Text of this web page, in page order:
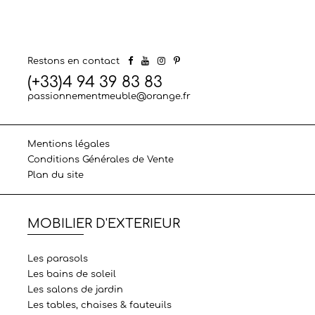
Restons en contact
(+33)4 94 39 83 83
passionnementmeuble@orange.fr
Mentions légales
Conditions Générales de Vente
Plan du site
MOBILIER D'EXTERIEUR
Les parasols
Les bains de soleil
Les salons de jardin
Les tables, chaises & fauteuils